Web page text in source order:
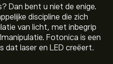
Dan bent u niet de enige.
discipline die zich
van licht, met inbegrip
Fotonica is een
dat laser en LED creëert.
is 39.28‎€‎.